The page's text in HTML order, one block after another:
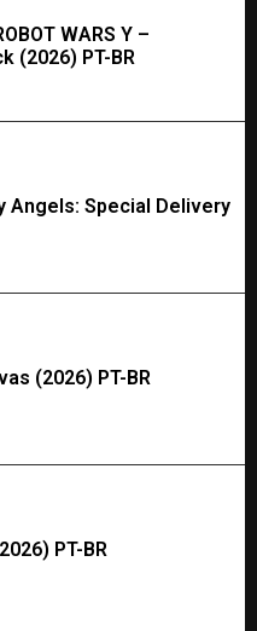
WARS Y –
(2026) PT-BR
Angels: Special Delivery
(2026) PT-BR
PT-BR